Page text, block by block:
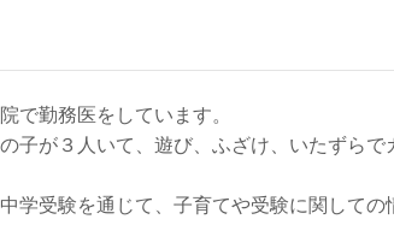
で勤務医をしています。
の子が３人いて、遊び、ふざけ、いたずら
中学受験を通じて、子育てや受験に関して